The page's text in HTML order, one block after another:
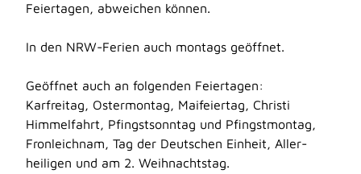
Feiertagen, abweichen können.
In den NRW-Ferien auch montags geöffnet.
Geöffnet auch an folgenden Feiertagen:
Karfreitag, Ostermontag, Mai­feiertag, Christi
Himmel­fahrt, Pfingst­sonntag und Pfingst­montag,
Fron­leich­nam, Tag der Deutschen Einheit, Aller­
heiligen und am 2. Weihnachtstag.